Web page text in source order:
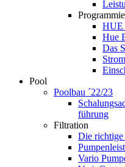
HUE
Hue
Das
Pool
Poolbau ´22/23
führung
Filtration
Die richtige
Vario